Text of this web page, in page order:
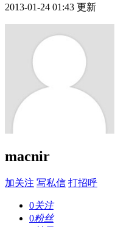
2013-01-24 01:43 更新
macnir
加关注 写私信 打招呼
0关注
0粉丝